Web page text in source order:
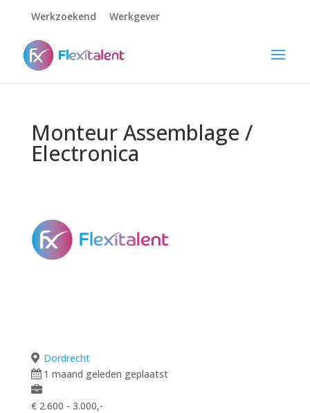
Werkzoekend Werkgever
Monteur Assemblage /
Electronica
Dordrecht
1 maand geleden geplaatst
€ 2.600 - 3.000,-